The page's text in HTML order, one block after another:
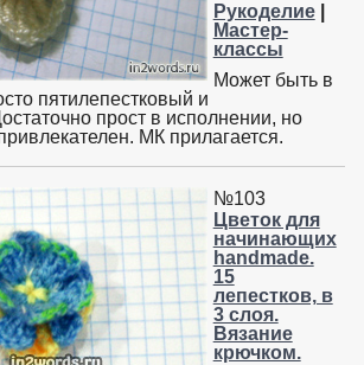
Рукоделие|
Мастер-
классы
Может быть в
пятилепестковый и
прост в исполнении, но
МК прилагается.
№103
Цветок для
начинающих
handmade.
15
лепестков, в
3 слоя.
Вязание
крючком.